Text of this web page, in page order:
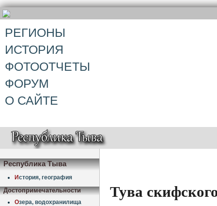
РЕГИОНЫ
ИСТОРИЯ
ФОТООТЧЕТЫ
ФОРУМ
О САЙТЕ
Республика Тыва
История, география
Достопримечательности
Озера, водохранилища
Тува